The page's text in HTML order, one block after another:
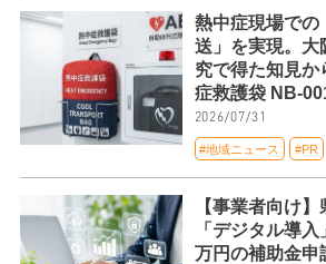
熱中症現場での
送」を実現。大
究で得た知見か
症救護袋 NB-
2026/07/31
#地域ニュース #PR
【事業者向け
「デジタル導
万円の補助金申